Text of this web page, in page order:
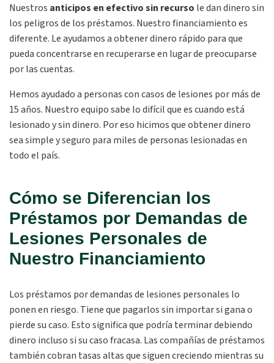
Nuestros anticipos en efectivo sin recurso le dan dinero sin
los peligros de los préstamos. Nuestro financiamiento es
diferente. Le ayudamos a obtener dinero rápido para que
pueda concentrarse en recuperarse en lugar de preocuparse
por las cuentas.
Hemos ayudado a personas con casos de lesiones por más de
15 años. Nuestro equipo sabe lo difícil que es cuando está
lesionado y sin dinero. Por eso hicimos que obtener dinero
sea simple y seguro para miles de personas lesionadas en
todo el país.
Cómo se Diferencian los
Préstamos por Demandas de
Lesiones Personales de
Nuestro Financiamiento
Los préstamos por demandas de lesiones personales lo
ponen en riesgo. Tiene que pagarlos sin importar si gana o
pierde su caso. Esto significa que podría terminar debiendo
dinero incluso si su caso fracasa. Las compañías de préstamos
también cobran tasas altas que siguen creciendo mientras su